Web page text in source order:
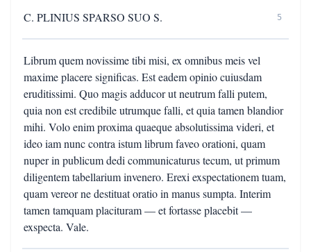
C. PLINIUS SPARSO SUO S. 5
Librum quem novissime tibi misi, ex omnibus meis vel
maxime placere significas. Est eadem opinio cuiusdam
eruditissimi. Quo magis adducor ut neutrum falli putem,
quia non est credibile utrumque falli, et quia tamen blandior
mihi. Volo enim proxima quaeque absolutissima videri, et
ideo iam nunc contra istum librum faveo orationi, quam
nuper in publicum dedi communicaturus tecum, ut primum
diligentem tabellarium invenero. Erexi exspectationem tuam,
quam vereor ne destituat oratio in manus sumpta. Interim
tamen tamquam placituram — et fortasse placebit —
exspecta. Vale.